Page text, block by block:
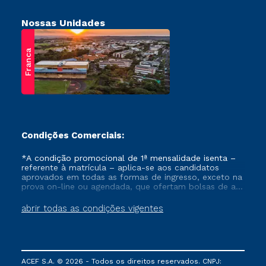
Nossas Unidades
Franca
Condições Comerciais:
abrir todas as condições vigentes
*A condição promocional de 1ª mensalidade isenta –
referente à matrícula – aplica-se aos candidatos
aprovados em todas as formas de ingresso, exceto na
prova on-line ou agendada, que ofertam bolsas de até
vigente, que ainda não tenham efetivado e/ou não
tenham cancelado ou trancado sua matrícula em uma
via FIES, Prouni e outros programas governamentais, e
não se acumula com nenhuma outra campanha
ACEF S.A. © 2026 - Todos os direitos reservados. CNPJ: